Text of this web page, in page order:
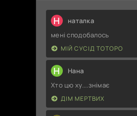
Н наталка
мені сподобалось
МІЙ СУСІД ТОТОРО
Н Нана
Хто цю ху....знімає
ДІМ МЕРТВИХ